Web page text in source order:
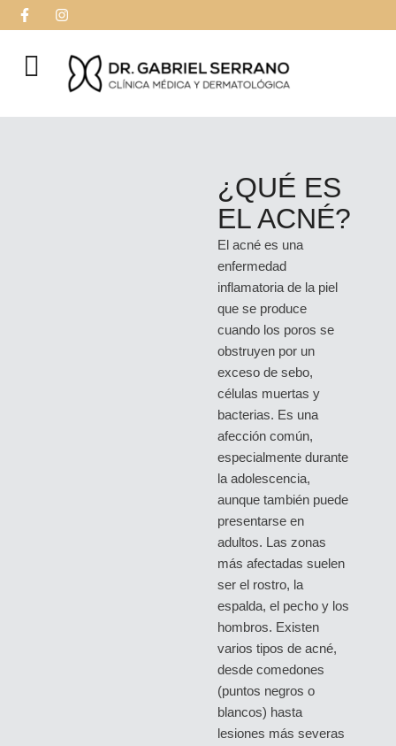
¿QUÉ ES
EL ACNÉ?
El acné es una
enfermedad
inflamatoria de la piel
que se produce
cuando los poros se
obstruyen por un
exceso de sebo,
células muertas y
bacterias. Es una
afección común,
especialmente durante
la adolescencia,
aunque también puede
presentarse en
adultos. Las zonas
más afectadas suelen
ser el rostro, la
espalda, el pecho y los
hombros. Existen
varios tipos de acné,
desde comedones
(puntos negros o
blancos) hasta
lesiones más severas